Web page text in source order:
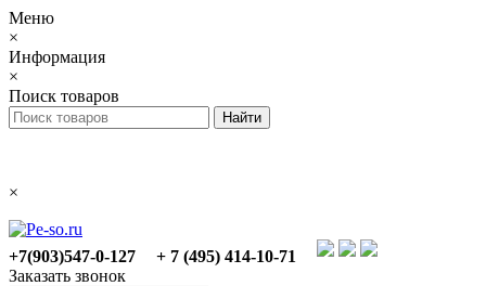
Меню
×
Информация
×
Поиск товаров
×
+7(903)547-0-127
+ 7 (495) 414-10-71
Заказать звонок